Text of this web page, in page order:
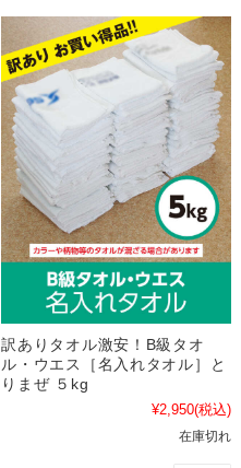
訳ありタオル激安！B級タオ
ル・ウエス［名入れタオル］と
りまぜ ５kg
¥2,950(税込)
在庫切れ